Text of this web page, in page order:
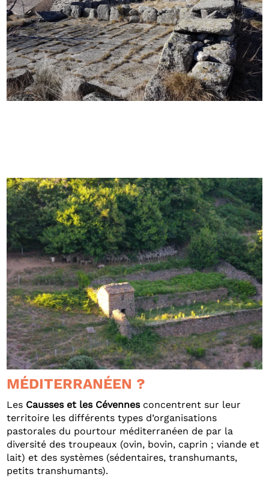
MÉDITERRANÉEN ?
Les Causses et les Cévennesconcentrent sur leur
territoire les différents types d’organisations
pastorales du pourtour méditerranéen de par la
diversité des troupeaux (ovin, bovin, caprin ; viande et
lait) et des systèmes (sédentaires, transhumants,
petits transhumants).